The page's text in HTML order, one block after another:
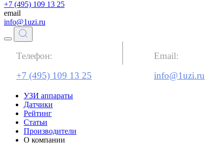
+7 (495) 109 13 25
email
info@1uzi.ru
Телефон:
+7 (495) 109 13 25
Email:
info@1uzi.ru
УЗИ аппараты
Датчики
Рейтинг
Статьи
Производители
О компании